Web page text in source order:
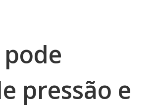
pressão e